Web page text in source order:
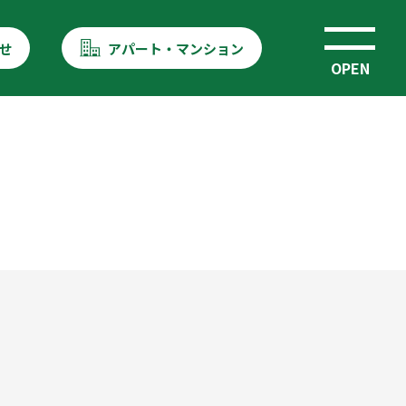
アパート・マンション
OPEN